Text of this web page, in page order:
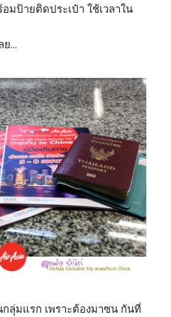
มป้ายติดประเป๋า ใช้เวลาใน
ย…
ลุ่มแรก เพราะต้องมาซน กันที่